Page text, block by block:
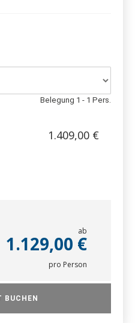
Belegung 1 - 1 Pers.
1.409,00 €
ab
1.129,00 €
pro Person
BUCHEN